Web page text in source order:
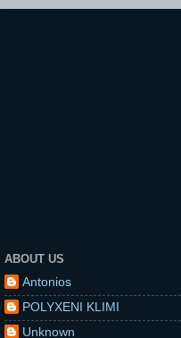
ABOUT US
Antonios
POLYXENI KLIMI
Unknown